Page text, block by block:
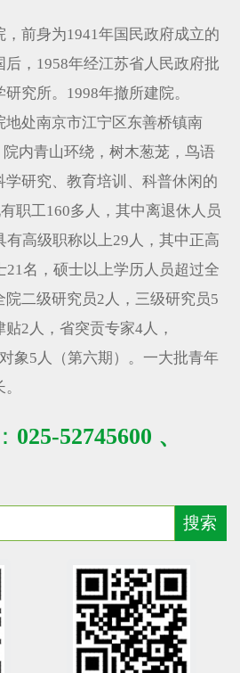
前身为1941年国民政府成立的
，1958年经江苏省人民政府批
研究所。1998年撤所建院。
处南京市江宁区东善桥镇南
内青山环绕，树木葱茏，鸟语
研究、教育培训、科普休闲的
工160多人，其中离退休人员
有高级职称以上29人，其中正高
21名，硕士以上学历人员超过全
院二级研究员2人，三级研究员5
2人，省突贡专家4人，
象5人（第六期）。一大批青年
025-52745600 、